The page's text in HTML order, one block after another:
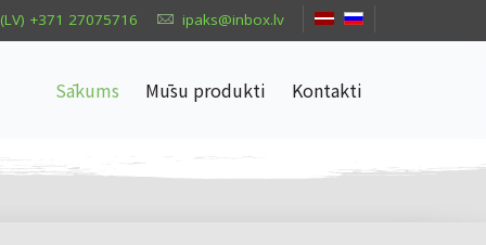
(LV) +371 27075716 ipaks@inbox.lv
Sākums Mūsu produkti Kontakti